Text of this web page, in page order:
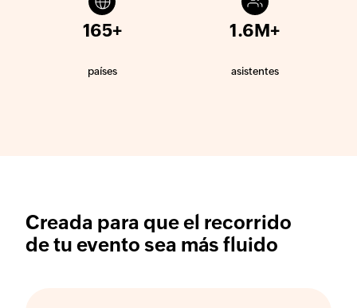
165+
países
1.6M+
asistentes
Creada para que el recorrido
de tu eventosea más fluido